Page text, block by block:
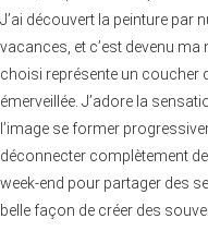
J’ai découvert la peinture par
vacances, et c’est devenu ma
choisi représente un coucher
émerveillée. J’adore la
l’image se former
déconnecter complètement
week-end pour partager des
belle façon de créer des